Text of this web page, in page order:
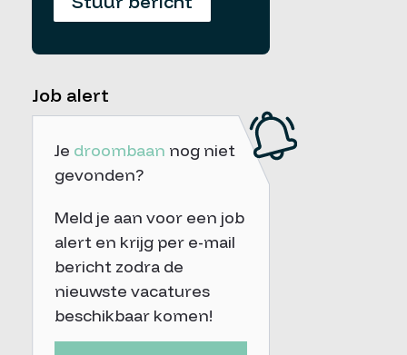
Job alert
Je droombaan nog niet
gevonden?
Meld je aan voor een job
alert en krijg per e-mail
bericht zodra de
nieuwste vacatures
beschikbaar komen!